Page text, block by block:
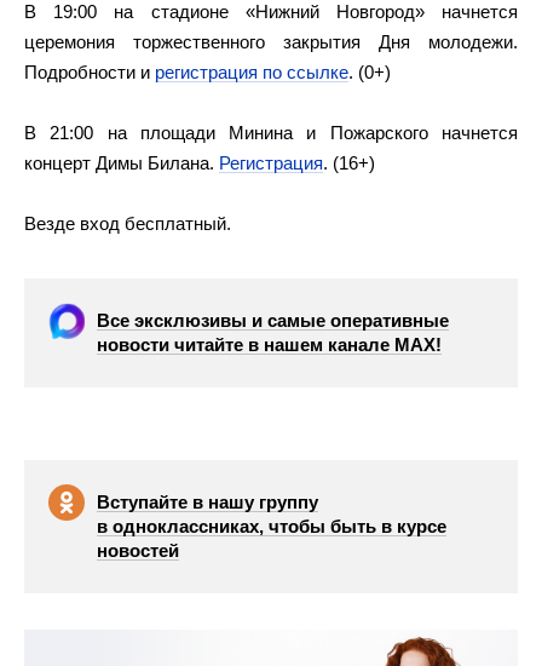
В 19:00 на стадионе «Нижний Новгород» начнется
церемония торжественного закрытия Дня молодежи.
Подробности и регистрация по ссылке. (0+)
В 21:00 на площади Минина и Пожарского начнется
концерт Димы Билана. Регистрация. (16+)
Везде вход бесплатный.
Все эксклюзивы и самые оперативные
новости читайте в нашем канале МАХ!
Вступайте в нашу группу
в одноклассниках, чтобы быть в курсе
новостей